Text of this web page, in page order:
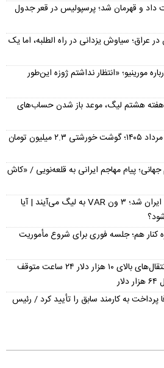
داد و قهرمان شد؛ پرسپولیس در قعر جدول
عراق؛ سیاوش یزدانی در راه الطلبه، اما یک
مورینیو؛ «انتظار نداشتم ژوزه این‌طور
هفته هشتم لیگ، موعد باز شدن حساب‌های
قیمت گوشت قرمز امروز ۱۸ مرداد ۱۴۰۵؛ گوشت خورشتی ۲.۳ میلیون تومان
پیام مهاجم ایرانی به قلعه‌نویی / «کاش
هوش مصنوعی وارد داوری ایران شد؛ ۳ ون VAR به لیگ می‌آیند | آیا
کنار هم؛ جلسه فوری برای شروع مأموریت
شوک برزیل به بازار رمزارز؛ انتقال‌های بالای ۱۰ هزار دلار ۲۴ ساعت متوقف
پرداخت به کارمند سابق را تأیید کرد / رئیس